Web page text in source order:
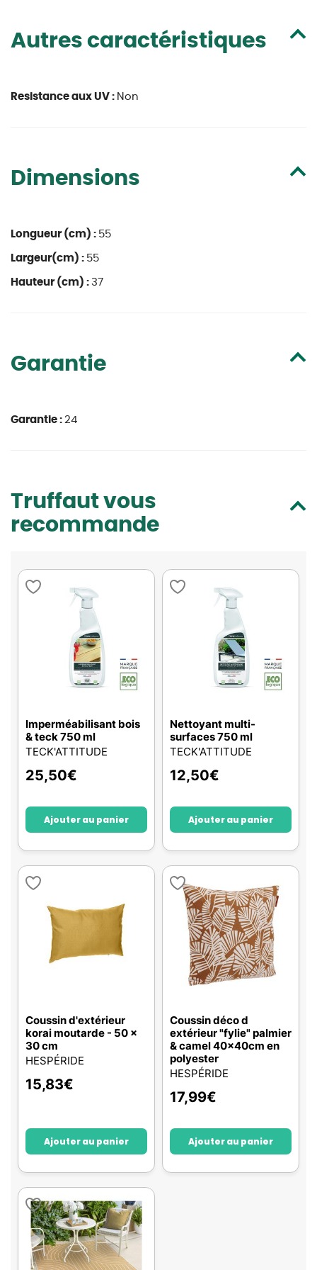
Autres caractéristiques
Resistance aux UV : Non
Dimensions
Longueur (cm) : 55
Largeur(cm) : 55
Hauteur (cm) : 37
Garantie
Garantie : 24
Truffaut vous
recommande
Imperméabilisant bois
& teck 750 ml
TECK'ATTITUDE
25,50€
Ajouter au panier
Nettoyant multi-
surfaces 750 ml
TECK'ATTITUDE
12,50€
Ajouter au panier
Coussin d'extérieur
korai moutarde - 50 x
30 cm
HESPÉRIDE
15,83€
Ajouter au panier
Coussin déco d
extérieur "fylie" palmier
& camel 40x40cm en
polyester
HESPÉRIDE
17,99€
Ajouter au panier